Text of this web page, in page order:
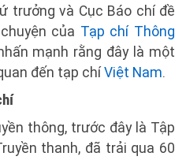
trưởng và Cục Báo chí đề
của Tạp chí Thông
mạnh rằng đây là một
đến tạp chí Việt Nam.
thông, trước đây là Tập
thanh, đã trải qua 60